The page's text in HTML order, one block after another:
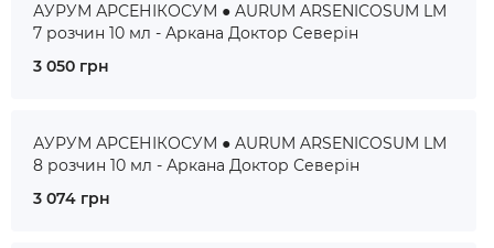
АУРУМ АРСЕНІКОСУМ ● AURUM ARSENICOSUM LM
7 розчин 10 мл - Аркана Доктор Северін
3 050 грн
АУРУМ АРСЕНІКОСУМ ● AURUM ARSENICOSUM LM
8 розчин 10 мл - Аркана Доктор Северін
3 074 грн